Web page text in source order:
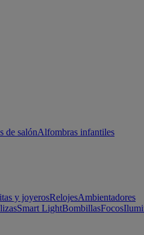
de salónAlfombras infantiles
y joyerosRelojesAmbientadores
Smart LightBombillasFocos